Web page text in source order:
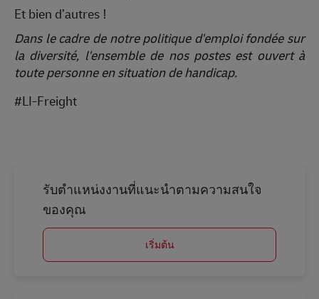
Et bien d’autres !
Dans le cadre de notre politique d'emploi fondée sur
la diversité, l'ensemble de nos postes est ouvert à
toute personne en situation de handicap.
#LI-Freight
รับตำแหน่งงานที่แนะนำตามความสนใจ
ของคุณ
เริ่มต้น